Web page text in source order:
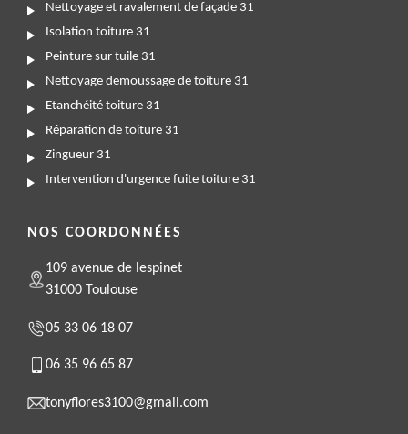
Nettoyage et ravalement de façade 31
Isolation toiture 31
Peinture sur tuile 31
Nettoyage demoussage de toiture 31
Etanchéité toiture 31
Réparation de toiture 31
Zingueur 31
Intervention d'urgence fuite toiture 31
NOS COORDONNÉES
109 avenue de lespinet
31000 Toulouse
05 33 06 18 07
06 35 96 65 87
tonyflores3100@gmail.com